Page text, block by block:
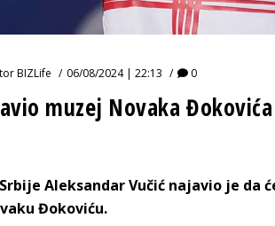
BIZLife 06/08/2024 | 22:13 0
muzej Novaka Đokovića
Aleksandar Vučić najavio je da
Đokoviću.